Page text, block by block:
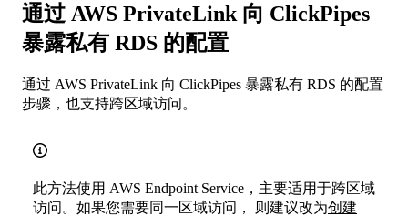
通过 AWS PrivateLink 向 ClickPipes
暴露私有 RDS 的配置
通过 AWS PrivateLink 向 ClickPipes 暴露私有 RDS 的配置
步骤，也支持跨区域访问。
此方法使用 AWS Endpoint Service，主要适用于跨区域
访问。如果您需要同一区域访问， 则建议改为创建